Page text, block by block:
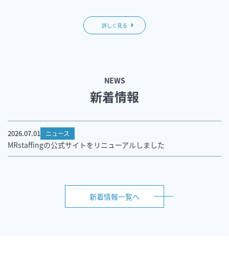
詳しく見る
NEWS
新着情報
2026.07.01 ニュース
MRstaffingの公式サイトをリニューアルしました
新着情報一覧へ